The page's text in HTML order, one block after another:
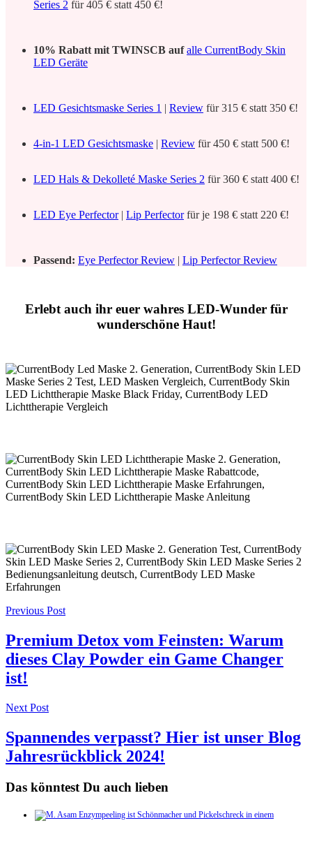
Series 2 für 405 € statt 450 €!
10% Rabatt mit TWINSCB auf alle CurrentBody Skin
LED Geräte
LED Gesichtsmaske Series 1 | Review für 315 € statt 350 €!
4-in-1 LED Gesichtsmaske | Review für 450 € statt 500 €!
LED Hals & Dekolleté Maske Series 2 für 360 € statt 400 €!
LED Eye Perfector| Lip Perfectorfür je 198 € statt 220 €!
Passend: Eye Perfector Review | Lip Perfector Review
Erlebt auch ihr euer wahres LED-Wunder für
wunderschöne Haut!
Post
navigation
Previous Post
Premium Detox vom Feinsten: Warum
dieses Clay Powder ein Game Changer
ist!
Next Post
Spannendes verpasst? Hier ist unser Blog
Jahresrückblick 2024!
Das könntest Du auch lieben